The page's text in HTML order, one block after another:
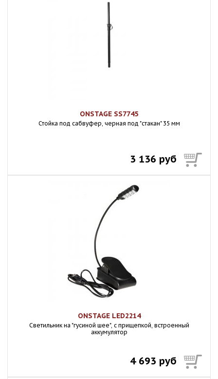
ONSTAGE SS7745
Стойка под сабвуфер, черная под "стакан" 35 мм
3 136 руб
ONSTAGE LED2214
Светильник на "гусиной шее", с прищепкой, встроенный
аккумулятор
4 693 руб